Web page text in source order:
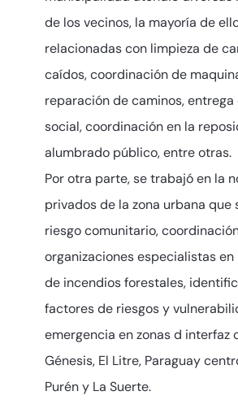
de los vecinos, la mayoría de
relacionadas con limpieza de
caídos, coordinación de
reparación de caminos, entrega
social, coordinación en la
alumbrado público, entre otras.
Por otra parte, se trabajó en la
privados de la zona urbana que
riesgo comunitario,
organizaciones especialistas
de incendios forestales,
factores de riesgos y
emergencia en zonas d interfaz
Génesis, El Litre, Paraguay
Purén y La Suerte.